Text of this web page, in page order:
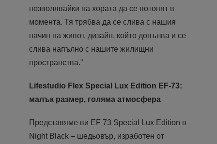
позволявайки на хората да се потопят в
момента. Тя трябва да се слива с нашия
начин на живот, дизайн, който допълва и се
слива напълно с нашите жилищни
пространства.”
Lifestudio Flex Special Lux Edition EF-73:
малък размер, голяма атмосфера
Представяме ви EF 73 Special Lux Edition в
Night Black – шедьовър, изработен от